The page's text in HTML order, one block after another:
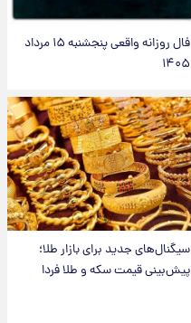
فال روزانه واقعی پنجشنبه ۱۵ مرداد
۱۴۰۵
سیگنال‌های جدید برای بازار طلا؛
پیش‌بینی قیمت سکه و طلا فردا